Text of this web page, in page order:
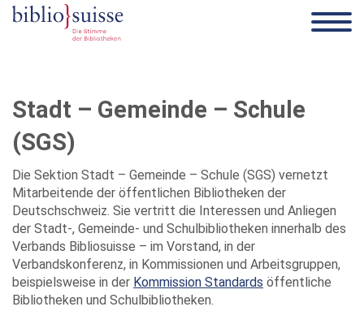
Stadt – Gemeinde – Schule
(SGS)
Die Sektion Stadt – Gemeinde – Schule (SGS) vernetzt
Mitarbeitende der öffentlichen Bibliotheken der
Deutschschweiz. Sie vertritt die Interessen und Anliegen
der Stadt-, Gemeinde- und Schulbibliotheken innerhalb des
Verbands Bibliosuisse – im Vorstand, in der
Verbandskonferenz, in Kommissionen und Arbeitsgruppen,
beispielsweise in der Kommission Standards öffentliche
Bibliotheken und Schulbibliotheken.